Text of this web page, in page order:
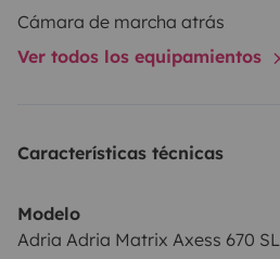
Cámara de marcha atrás
Ver todos los equipamientos
Características técnicas
Modelo
Adria Adria Matrix Axess 670 SL